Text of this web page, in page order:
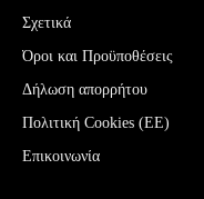
Σχετικά
Όροι και Προϋποθέσεις
Δήλωση απορρήτου
Πολιτική Cookies (ΕΕ)
Επικοινωνία